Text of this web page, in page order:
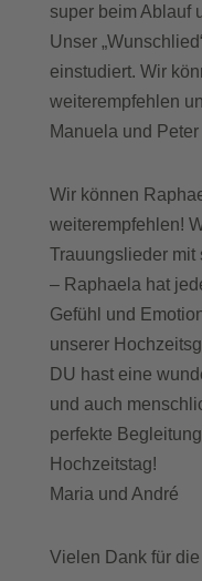
super beim Ablauf
Unser
einstudiert. Wir
weiterempfehlen
Manuela und Peter
Wir können
weiterempfehlen!
Trauungslieder mit
– Raphaela hat
Gefühl und
unserer
DU hast eine
und auch
perfekte
Hochzeitstag!
Maria und André
Vielen Dank für